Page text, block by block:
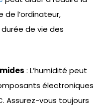
l’ordinateur,
de vie des
: L’humidité peut
électroniques
Assurez-vous toujours